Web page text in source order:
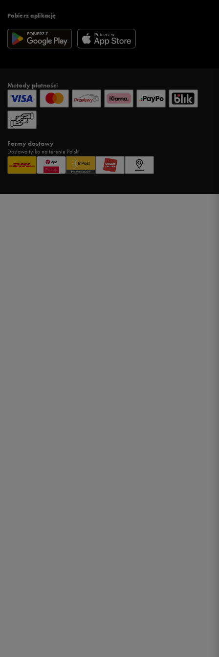
Pobierz aplikację
Metody płatności
Formy dostawy
Dostawa tylko na terenie Polski